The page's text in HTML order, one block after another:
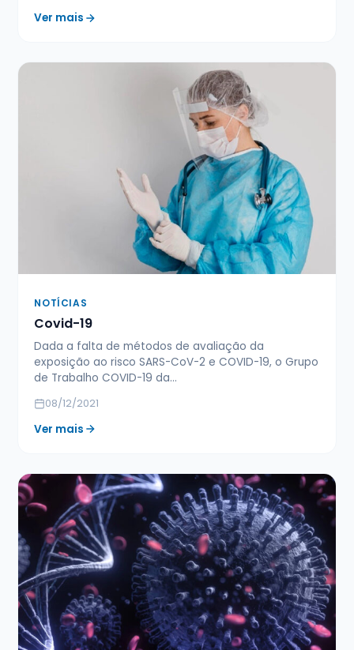
Ver mais
NOTÍCIAS
Covid-19
Dada a falta de métodos de avaliação da
exposição ao risco SARS-CoV-2 e COVID-19, o Grupo
de Trabalho COVID-19 da…
08/12/2021
Ver mais